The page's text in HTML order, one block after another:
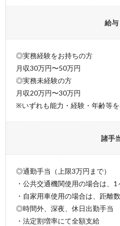
給与
◎実務経験をお持ちの方
月収30万円〜50万円
◎実務未経験の方
月収20万円〜30万円
※いずれも能力・経験・年齢等を
諸手
◎通勤手当（上限3万円まで）
・公共交通機関使用の場合は、
・自家用車使用の場合は、距離
◎時間外、深夜、休日出勤手当
・法定割増率にて全額支給